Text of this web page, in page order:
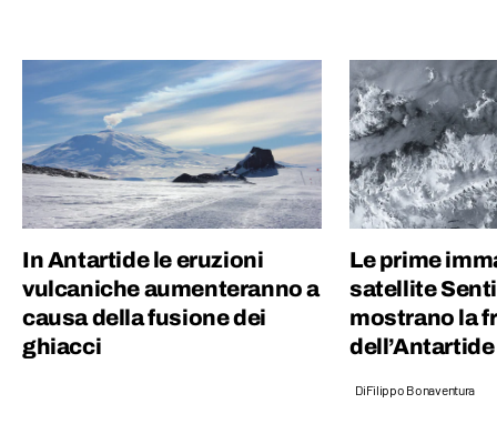
In Antartide le eruzioni
vulcaniche aumenteranno a
causa della fusione dei
ghiacci
Le prime
satellite
mostrano la
dell’Antartide
DiFilippo Bonaventura